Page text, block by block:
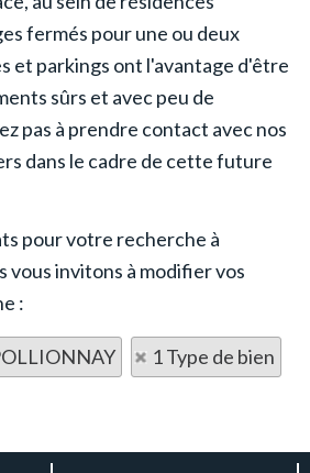
fermés pour une ou deux
et parkings ont l'avantage d'être
sûrs et avec peu de
pas à prendre contact avec nos
dans le cadre de cette future
pour votre recherche à
vous invitons à modifier vos
:
1 Type de bien